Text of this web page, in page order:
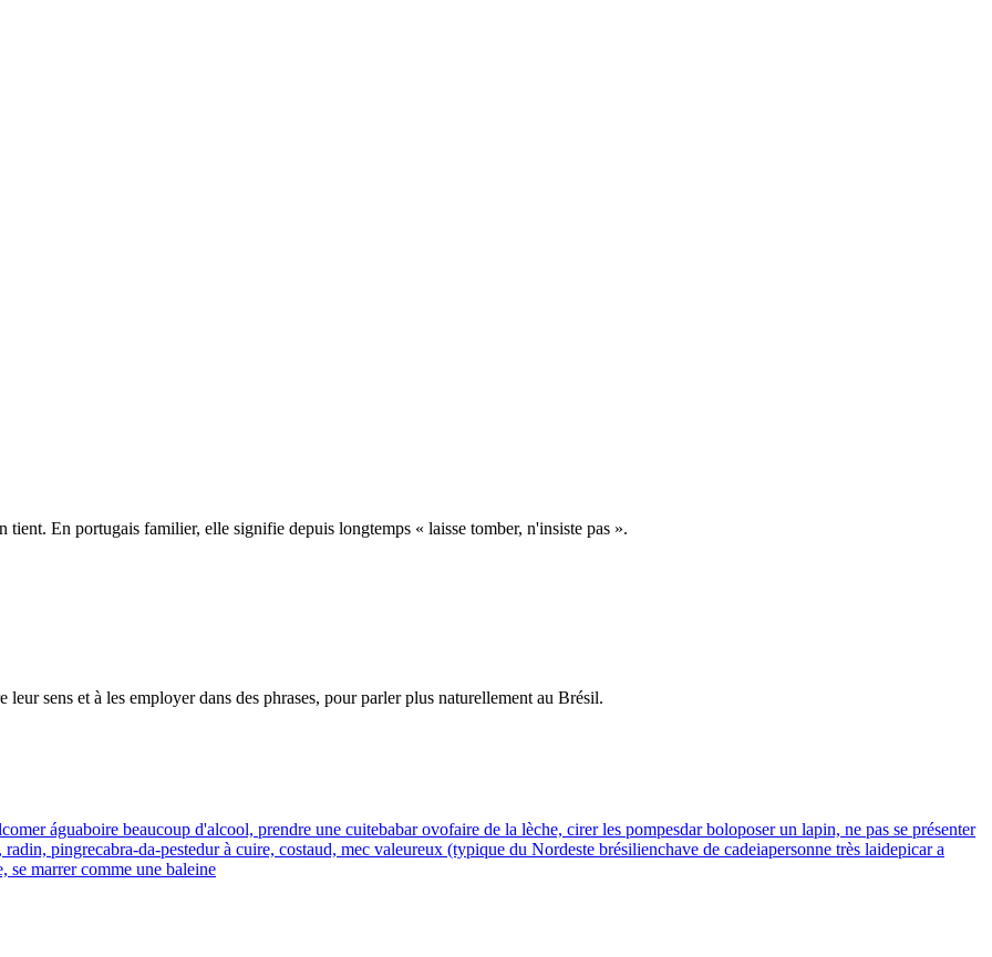
tient. En portugais familier, elle signifie depuis longtemps « laisse tomber, n'insiste pas ».
sens et à les employer dans des phrases, pour parler plus naturellement au Brésil.
comer águaboire beaucoup d'alcool, prendre une cuitebabar ovofaire de la lèche, cirer les pompesdar boloposer un lapin, ne pas se présenter
radin, pingrecabra-da-pestedur à cuire, costaud, mec valeureux (typique du Nordeste brésilienchave de cadeiapersonne très laidepicar a
se marrer comme une baleine